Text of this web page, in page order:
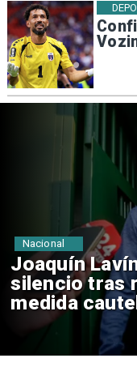
Chile y
reinicio de
consulares
Nacional